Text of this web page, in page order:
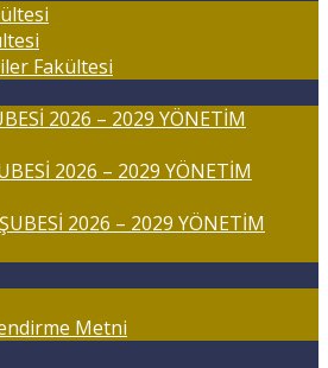
Fakültesi
2026 – 2029 YÖNETİM
2026 – 2029 YÖNETİM
2026 – 2029 YÖNETİM
Metni